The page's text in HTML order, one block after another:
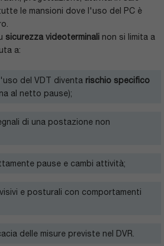
le mansioni dove l'uso del PC è
sicurezza videoterminali non si limita a
a:
l'uso del VDT diventa rischio specifico
al netto pause);
di una postazione non
pause e cambi attività;
e posturali con comportamenti
delle misure previste nel DVR.